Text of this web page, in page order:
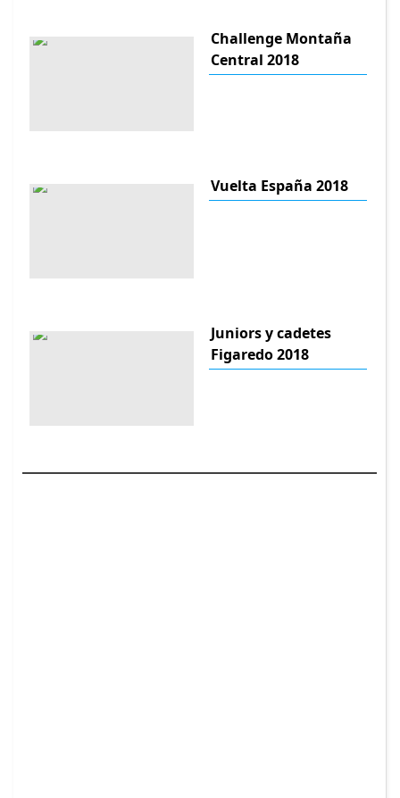
Challenge Montaña
Central 2018
Vuelta España 2018
Juniors y cadetes
Figaredo 2018